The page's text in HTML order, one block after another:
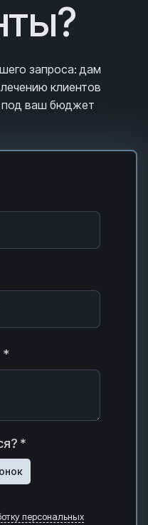
запроса: дам
клиентов
под ваш бюджет
*
*
персональных